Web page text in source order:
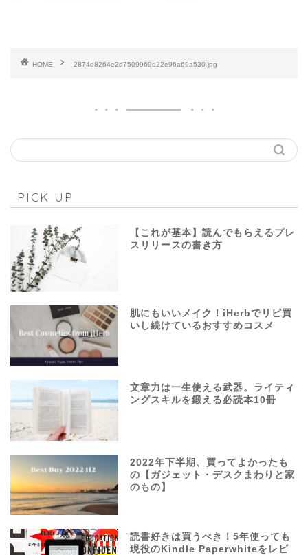
HOME 2874d8264e2d7509969d22e96a69a530.jpg
PICK UP
【これが基本】読んでもらえるプレ
スリリースの書き方
肌にもいいメイク！iHerbでリピ買
いし続けているおすすめコスメ
文章力は一生使える武器。ライティ
ングスキルを鍛える必読本10冊
2022年下半期、買ってよかったも
の【ガジェット・デスクまわりと家
のもの】
読書好きは買うべき！5年使っても
現役のKindle Paperwhiteをレビ